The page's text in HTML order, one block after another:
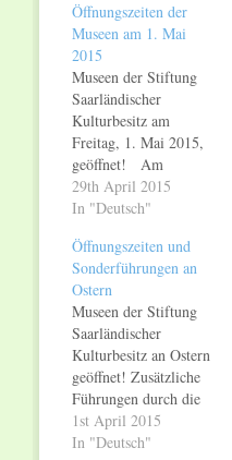
Öffnungszeiten der
Museen am 1. Mai
2015
Museen der Stiftung
Saarländischer
Kulturbesitz am
Freitag, 1. Mai 2015,
geöffnet! Am
Freitag, 1. Mai 2015,
sind das
der Modernen Galerie,
der Alten Sammlung
und dem Museum in
der Schlosskirche, das
Museum für Vor- und
Frühgeschichte und
die Römische Villa
Nennig sowie das
Deutsche
Zeitungsmuseum
29th April 2015
In "Deutsch"
Öffnungszeiten und
Sonderführungen an
Ostern
Museen der Stiftung
Saarländischer
Kulturbesitz an Ostern
geöffnet! Zusätzliche
Führungen durch die
Ausstellung Albert
Weisgerber (1878-
1st April 2015
In "Deutsch"